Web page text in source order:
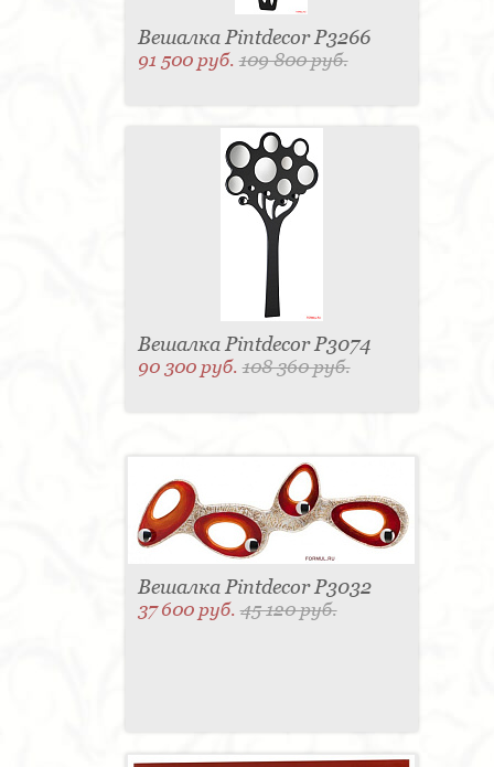
Вешалка Pintdecor P3266
91 500 руб.109 800 руб.
Вешалка Pintdecor P3074
90 300 руб.108 360 руб.
Вешалка Pintdecor P3032
37 600 руб.45 120 руб.